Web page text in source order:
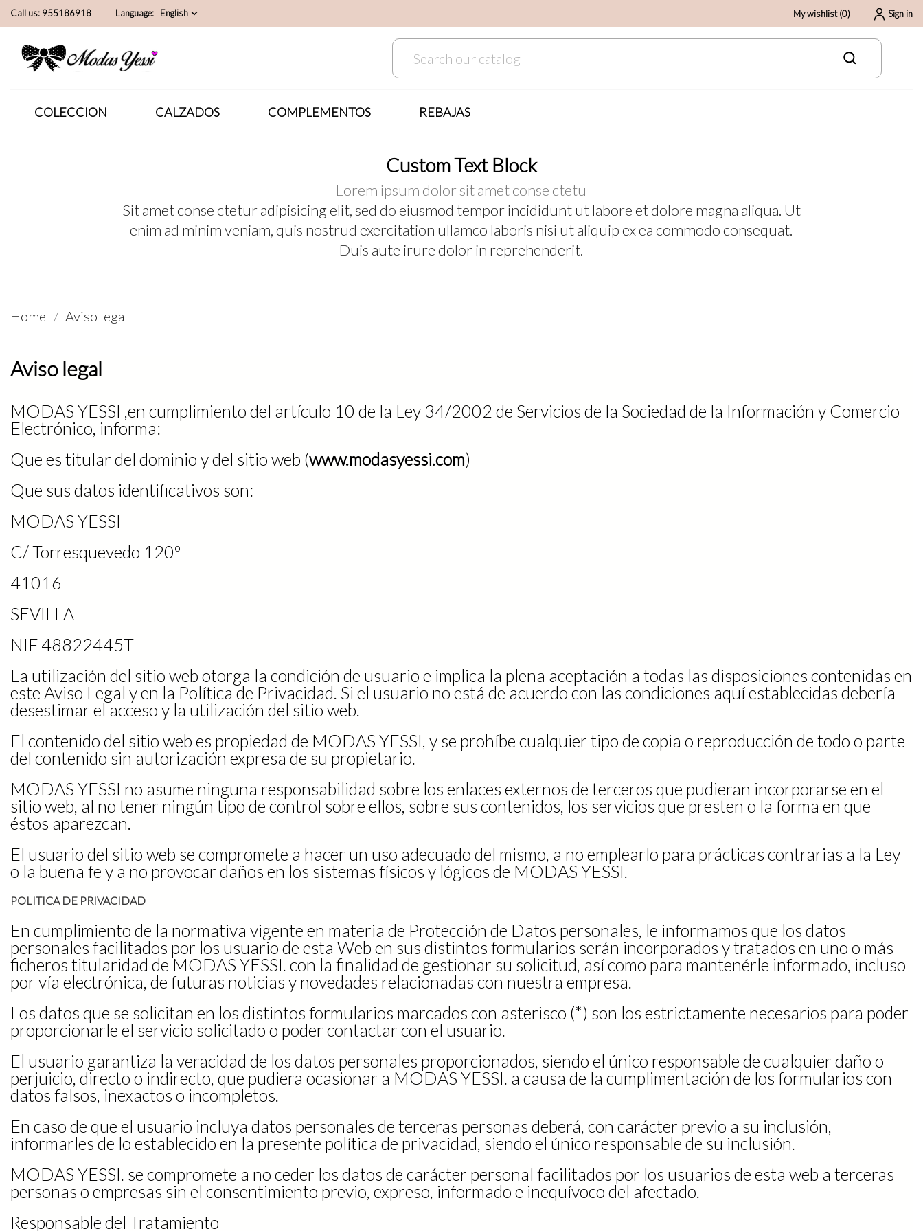
Call us: 955186918 Language: English keyboard_arrow_down My wishlist (0) Sign in
COLECCION CALZADOS COMPLEMENTOS REBAJAS
Custom Text Block
Lorem ipsum dolor sit amet conse ctetu
Sit amet conse ctetur adipisicing elit, sed do eiusmod tempor incididunt ut labore et dolore magna aliqua. Ut
enim ad minim veniam, quis nostrud exercitation ullamco laboris nisi ut aliquip ex ea commodo consequat.
Duis aute irure dolor in reprehenderit.
Home Aviso legal
Aviso legal
MODAS YESSI ,en cumplimiento del artículo 10 de la Ley 34/2002 de Servicios de la Sociedad de la Información y Comercio
Electrónico, informa:
Que es titular del dominio y del sitio web (www.modasyessi.com)
Que sus datos identificativos son:
MODAS YESSI
C/ Torresquevedo 120º
41016
SEVILLA
NIF 48822445T
La utilización del sitio web otorga la condición de usuario e implica la plena aceptación a todas las disposiciones contenidas en
este Aviso Legal y en la Política de Privacidad. Si el usuario no está de acuerdo con las condiciones aquí establecidas debería
desestimar el acceso y la utilización del sitio web.
El contenido del sitio web es propiedad de MODAS YESSI, y se prohíbe cualquier tipo de copia o reproducción de todo o parte
del contenido sin autorización expresa de su propietario.
MODAS YESSI no asume ninguna responsabilidad sobre los enlaces externos de terceros que pudieran incorporarse en el
sitio web, al no tener ningún tipo de control sobre ellos, sobre sus contenidos, los servicios que presten o la forma en que
éstos aparezcan.
El usuario del sitio web se compromete a hacer un uso adecuado del mismo, a no emplearlo para prácticas contrarias a la Ley
o la buena fe y a no provocar daños en los sistemas físicos y lógicos de MODAS YESSI.
POLITICA DE PRIVACIDAD
En cumplimiento de la normativa vigente en materia de Protección de Datos personales, le informamos que los datos
personales facilitados por los usuario de esta Web en sus distintos formularios serán incorporados y tratados en uno o más
ficheros titularidad de MODAS YESSI. con la finalidad de gestionar su solicitud, así como para mantenérle informado, incluso
por vía electrónica, de futuras noticias y novedades relacionadas con nuestra empresa.
Los datos que se solicitan en los distintos formularios marcados con asterisco (*) son los estrictamente necesarios para poder
proporcionarle el servicio solicitado o poder contactar con el usuario.
El usuario garantiza la veracidad de los datos personales proporcionados, siendo el único responsable de cualquier daño o
perjuicio, directo o indirecto, que pudiera ocasionar a MODAS YESSI. a causa de la cumplimentación de los formularios con
datos falsos, inexactos o incompletos.
En caso de que el usuario incluya datos personales de terceras personas deberá, con carácter previo a su inclusión,
informarles de lo establecido en la presente política de privacidad, siendo el único responsable de su inclusión.
MODAS YESSI. se compromete a no ceder los datos de carácter personal facilitados por los usuarios de esta web a terceras
personas o empresas sin el consentimiento previo, expreso, informado e inequívoco del afectado.
Responsable del Tratamiento